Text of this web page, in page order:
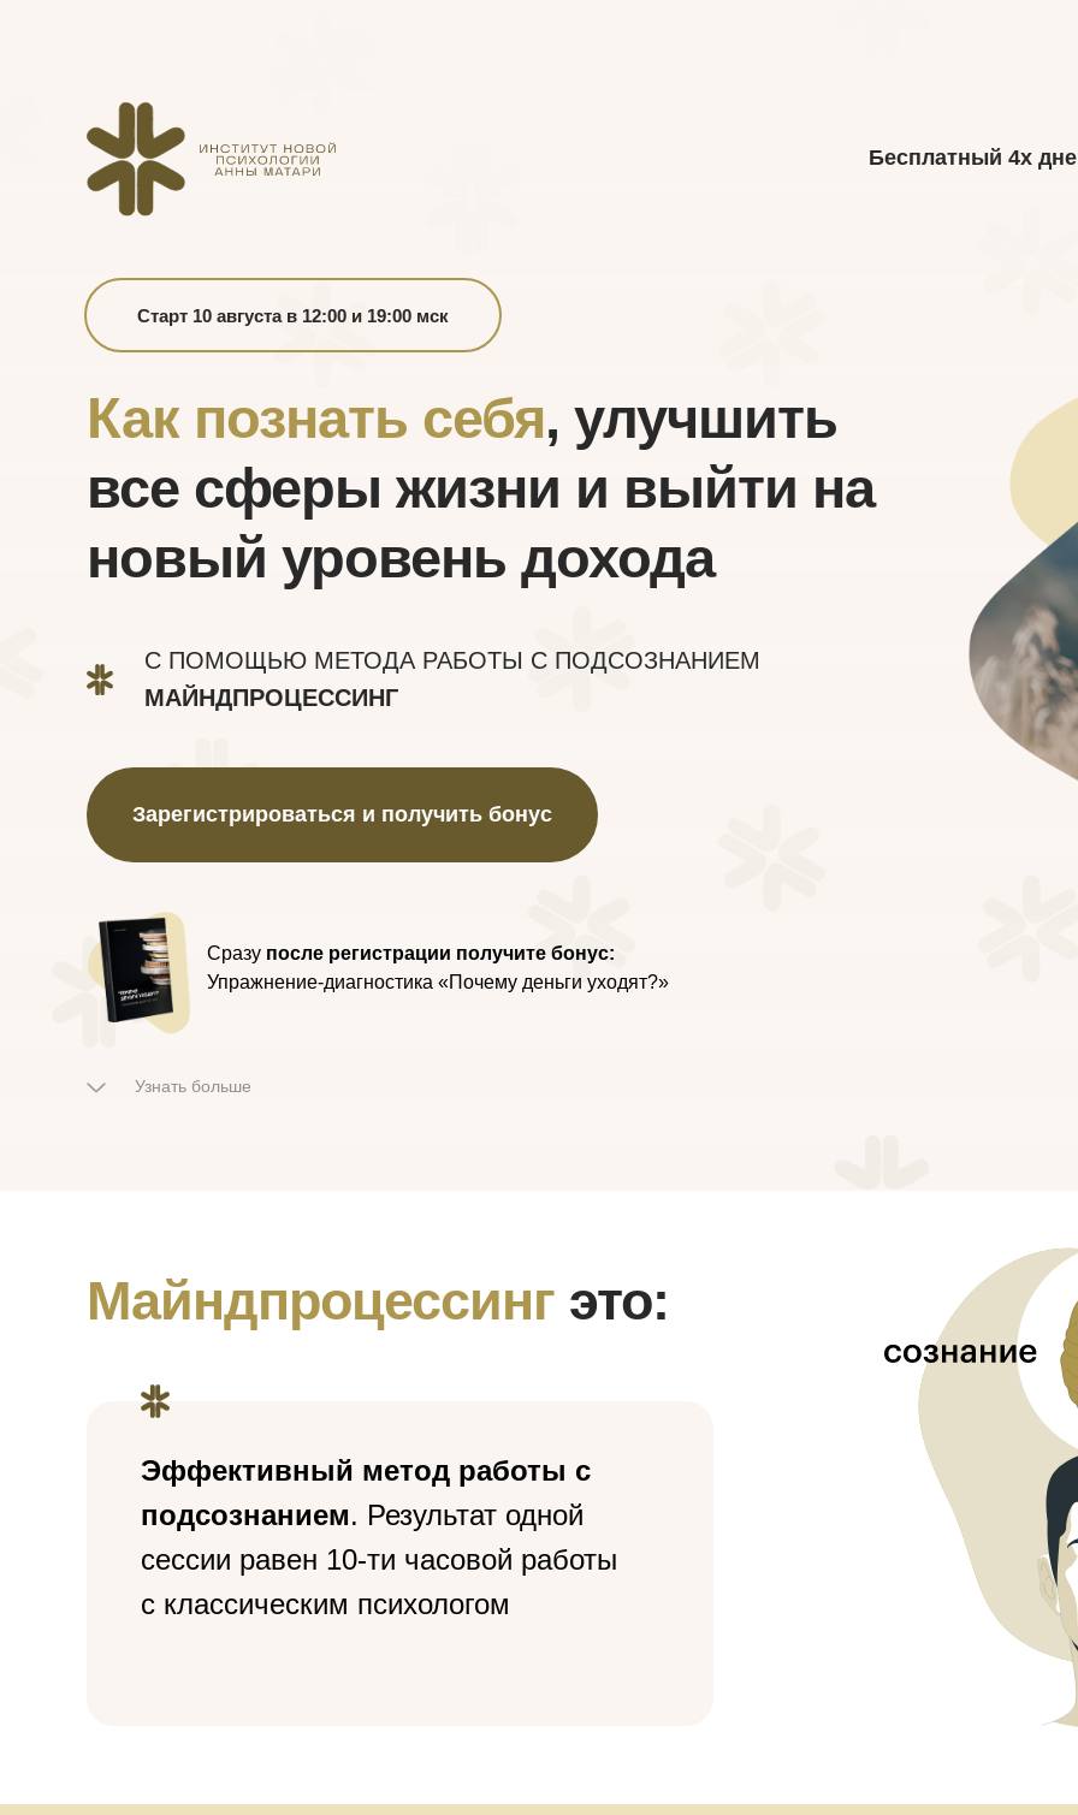
С ПОМОЩЬЮ МЕТОДА РАБОТЫ С ПОДСОЗНАНИЕМ
МАЙНДПРОЦЕССИНГ
Как познать себя, улучшить
все сферы жизни и выйти на
новый уровень дохода
Зарегистрироваться и получить бонус
Старт 10 августа в 12:00 и 19:00 мск
Узнать больше
Бесплатный 4х
Сразу после регистрации получите бонус:
Упражнение-диагностика «Почему деньги уходят?»
Майндпроцессинг это:
Эффективный метод работы с
подсознанием. Результат одной
сессии равен 10-ти часовой работы
с классическим психологом